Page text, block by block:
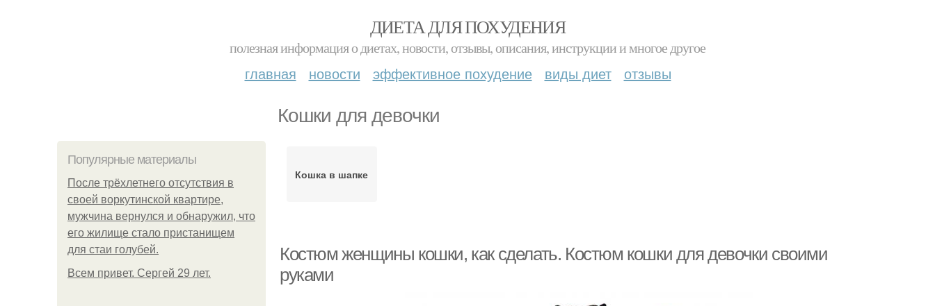
ДИЕТА ДЛЯ ПОХУДЕНИЯ
полезная информация о диетах, новости, отзывы, описания, инструкции и многое другое
главная новости эффективное похудение виды диет отзывы
Кошки для девочки
Популярные материалы
После трёхлетнего отсутствия в
своей воркутинской квартире,
мужчина вернулся и обнаружил, что
его жилище стало пристанищем
для стаи голубей.
Всем привет. Сергей 29 лет.
Кошка в шапке
Костюм женщины кошки, как сделать. Костюм кошки для девочки своими
руками